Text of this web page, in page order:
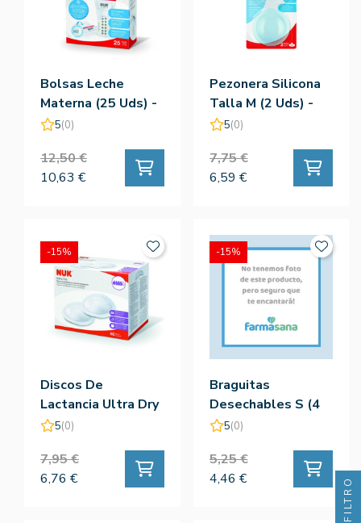
Bolsas Leche
Materna (25 Uds) -
Nuk
5(0)
12,50 €
10,63 €
Pezonera Silicona
Talla M (2 Uds) -
Nuk
5(0)
7,75 €
6,59 €
Discos De
Lactancia Ultra Dry
(60 Uds) - Nuk
5(0)
7,95 €
6,76 €
-15%
Braguitas
Desechables S (4
Uds) - Nuk
5(0)
5,25 €
4,46 €
-15%
FILTRO